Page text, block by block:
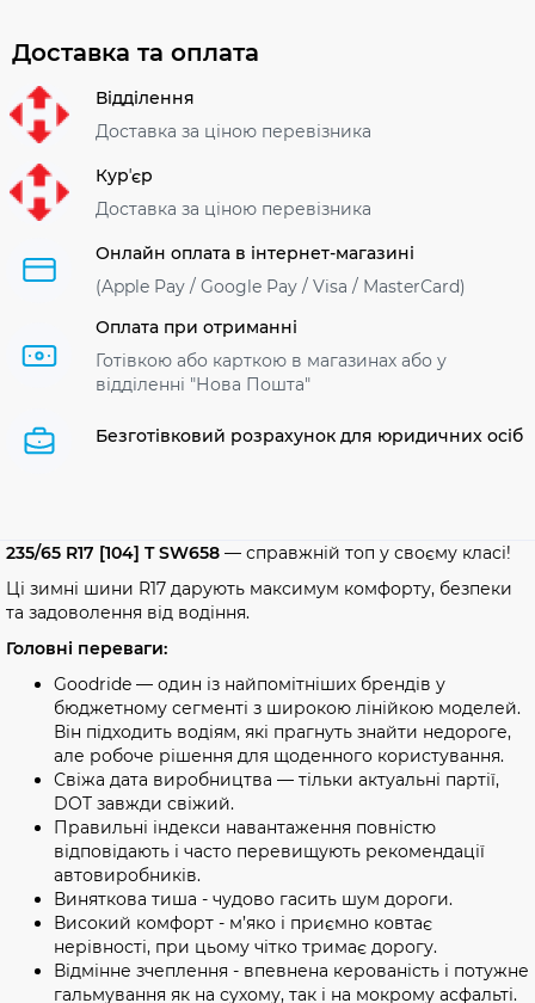
Доставка та оплата
Відділення
Доставка за ціною перевізника
Курʼєр
Доставка за ціною перевізника
Онлайн оплата в інтернет-магазині
(Apple Pay / Google Pay / Visa / MasterСard)
Оплата при отриманні
Готівкою або карткою в магазинах або у
відділенні "Нова Пошта"
Безготівковий розрахунок для юридичних осіб
235/65 R17 [104] T SW658 — справжній топ у своєму класі!
Ці зимні шини R17 дарують максимум комфорту, безпеки
та задоволення від водіння.
Головні переваги:
Goodride — один із найпомітніших брендів у
бюджетному сегменті з широкою лінійкою моделей.
Він підходить водіям, які прагнуть знайти недороге,
але робоче рішення для щоденного користування.
Свіжа дата виробництва — тільки актуальні партії,
DOT завжди свіжий.
Правильні індекси навантаження повністю
відповідають і часто перевищують рекомендації
автовиробників.
Виняткова тиша - чудово гасить шум дороги.
Високий комфорт - м’яко і приємно ковтає
нерівності, при цьому чітко тримає дорогу.
Відмінне зчеплення - впевнена керованість і потужне
гальмування як на сухому, так і на мокрому асфальті.